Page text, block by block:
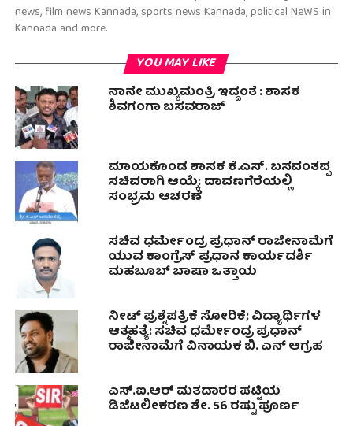
news, film news Kannada, sports news Kannada, political NeWS in
Kannada and more.
YOU MAY LIKE
ನಾನೇ ಮುಖ್ಯಮಂತ್ರಿ ಇದ್ದಂತೆ : ಶಾಸಕ
ಶಿವಗಂಗಾ ಬಸವರಾಜ್
ಮಾಯಕೊಂಡ ಶಾಸಕ ಕೆ.ಎಸ್. ಬಸವಂತಪ್ಪ
ಸಚಿವರಾಗಿ ಆಯ್ಕೆ: ದಾವಣಗೆರೆಯಲ್ಲಿ
ಸಂಭ್ರಮ ಆಚರಣೆ
ಸಚಿವ ಧರ್ಮೇಂದ್ರ ಪ್ರಧಾನ್ ರಾಜೀನಾಮೆಗೆ
ಯುವ ಕಾಂಗ್ರೆಸ್ ಪ್ರಧಾನ ಕಾರ್ಯದರ್ಶಿ
ಮಹಬೂಬ್ ಬಾಷಾ ಒತ್ತಾಯ
ನೀಟ್ ಪ್ರಶ್ನೆಪತ್ರಿಕೆ ಸೋರಿಕೆ; ವಿದ್ಯಾರ್ಥಿಗಳ
ಆತ್ಮಹತ್ಯೆ: ಸಚಿವ ಧರ್ಮೇಂದ್ರ ಪ್ರಧಾನ್‌
ರಾಜೀನಾಮೆಗೆ ವಿನಾಯಕ ಬಿ. ಎನ್ ಆಗ್ರಹ
ಎಸ್.ಐ.ಆರ್ ಮತದಾರರ ಪಟ್ಟಿಯ
ಡಿಜಿಟಲೀಕರಣ ಶೇ. 56 ರಷ್ಟು ಪೂರ್ಣ